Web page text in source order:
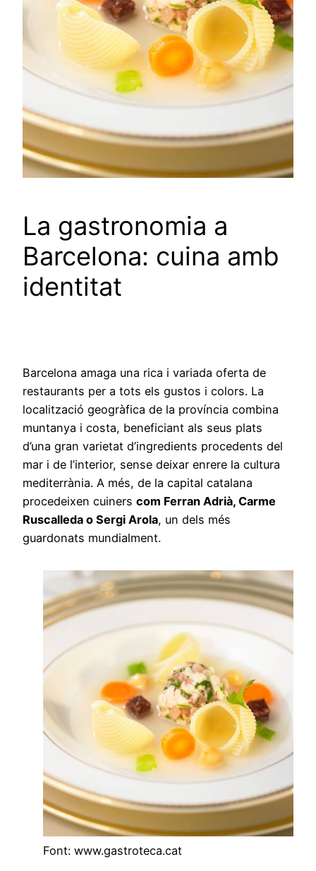
La gastronomia a
Barcelona: cuina amb
identitat
Barcelona amaga una rica i variada oferta de
restaurants per a tots els gustos i colors. La
localització geogràfica de la província combina
muntanya i costa, beneficiant als seus plats
d’una gran varietat d’ingredients procedents del
mar i de l’interior, sense deixar enrere la cultura
mediterrània. A més, de la capital catalana
procedeixen cuiners com Ferran Adrià, Carme
Ruscalleda o Sergi Arola, un dels més
guardonats mundialment.
Font: www.gastroteca.cat